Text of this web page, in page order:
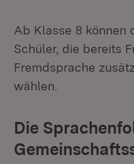
Ab Klasse 8 können
Schüler, die bereits
Fremdsprache
wählen.
Die